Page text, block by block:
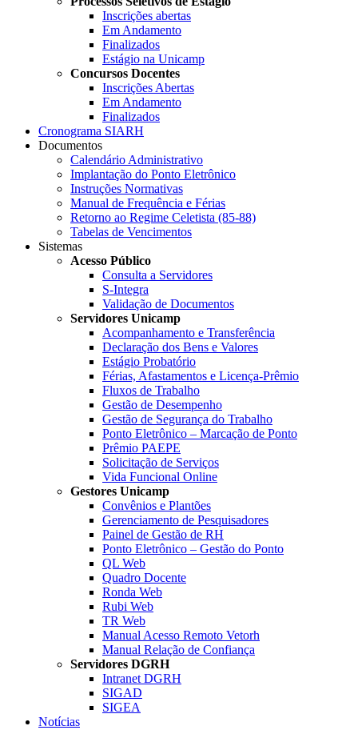
Inscrições abertas
Em Andamento
Finalizados
Estágio na Unicamp
Concursos Docentes
Inscrições Abertas
Em Andamento
Finalizados
Cronograma SIARH
Documentos
Calendário Administrativo
Implantação do Ponto Eletrônico
Instruções Normativas
Manual de Frequência e Férias
Retorno ao Regime Celetista (85-88)
Tabelas de Vencimentos
Sistemas
Acesso Público
Consulta a Servidores
S-Integra
Validação de Documentos
Servidores Unicamp
Acompanhamento e Transferência
Declaração dos Bens e Valores
Estágio Probatório
Férias, Afastamentos e Licença-Prêmio
Fluxos de Trabalho
Gestão de Desempenho
Gestão de Segurança do Trabalho
Ponto Eletrônico – Marcação de Ponto
Prêmio PAEPE
Solicitação de Serviços
Vida Funcional Online
Gestores Unicamp
Convênios e Plantões
Gerenciamento de Pesquisadores
Painel de Gestão de RH
Ponto Eletrônico – Gestão do Ponto
QL Web
Quadro Docente
Ronda Web
Rubi Web
TR Web
Manual Acesso Remoto Vetorh
Manual Relação de Confiança
Servidores DGRH
Intranet DGRH
SIGAD
SIGEA
Notícias